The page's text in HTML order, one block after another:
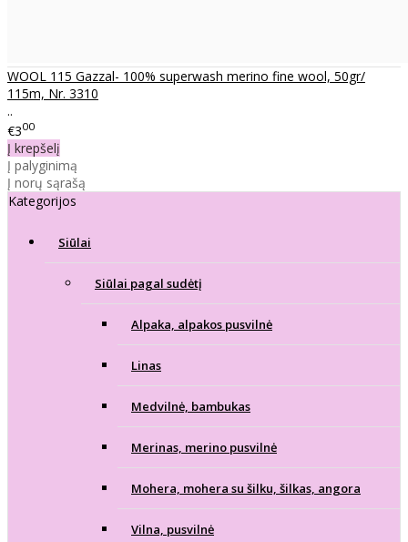
WOOL 115 Gazzal- 100% superwash merino fine wool, 50gr/
115m, Nr. 3310
..
€300
Į krepšelį
Į palyginimą
Į norų sąrašą
Kategorijos
Siūlai
Siūlai pagal sudėtį
Alpaka, alpakos pusvilnė
Linas
Medvilnė, bambukas
Merinas, merino pusvilnė
Mohera, mohera su šilku, šilkas, angora
Vilna, pusvilnė